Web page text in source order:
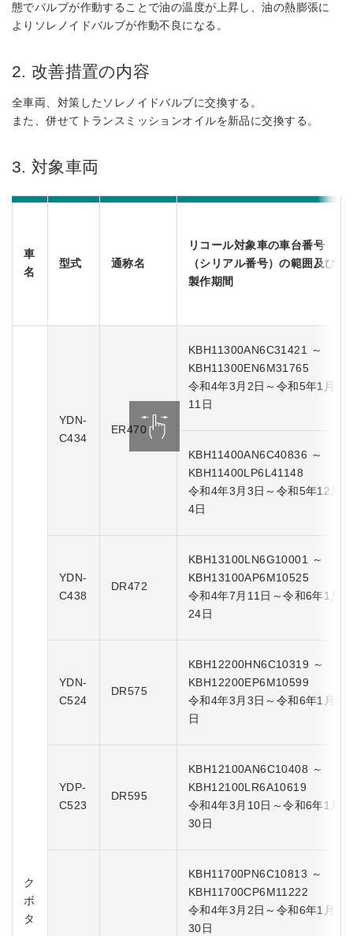
態でバルブが作動することで油の温度が上昇し、油の熱膨張に
よりソレノイドバルブが作動不良になる。
2. 改善措置の内容
全車両、対策したソレノイドバルブに交換する。
また、併せてトランスミッションオイルを新品に交換する。
3. 対象車両
車
名
型式 通称名
リコール対象車の車台番号
（シリアル番号）の範囲及び
製作期間
ク
ボ
タ
YDN-
C434
ER470
KBH11300AN6C31421 ～
KBH11300EN6M31765
令和4年3月2日～令和5年1月
11日
KBH11400AN6C40836 ～
KBH11400LP6L41148
令和4年3月3日～令和5年12月
4日
YDN-
C438
DR472
KBH13100LN6G10001 ～
KBH13100AP6M10525
令和4年7月11日～令和6年1月
24日
YDN-
C524
DR575
KBH12200HN6C10319 ～
KBH12200EP6M10599
令和4年3月3日～令和6年1月5
日
YDP-
C523
DR595
KBH12100AN6C10408 ～
KBH12100LR6A10619
令和4年3月10日～令和6年1月
30日
KBH11700PN6C10813 ～
KBH11700CP6M11222
令和4年3月2日～令和6年1月
30日